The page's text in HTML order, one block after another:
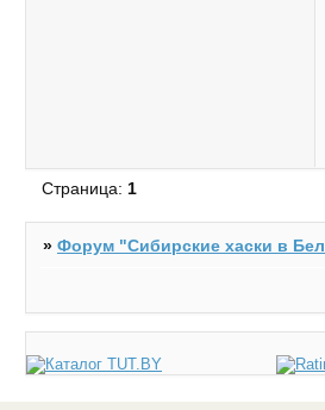
Страница: 1
»Форум "Cибирские хаски в